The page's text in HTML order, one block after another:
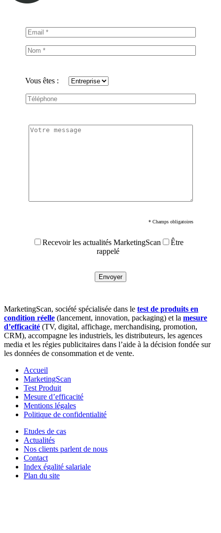
Vous êtes :
* Champs obligatoires
Recevoir les actualités MarketingScan
Être
rappelé
MarketingScan, société spécialisée dans le test de produits en
condition réelle (lancement, innovation, packaging) et la mesure
d’efficacité (TV, digital, affichage, merchandising, promotion,
CRM), accompagne les industriels, les distributeurs, les agences
media et les régies publicitaires dans l’aide à la décision fondée sur
les données de consommation et de vente.
Accueil
MarketingScan
Test Produit
Mesure d’efficacité
Mentions légales
Politique de confidentialité
Etudes de cas
Actualités
Nos clients parlent de nous
Contact
Index égalité salariale
Plan du site